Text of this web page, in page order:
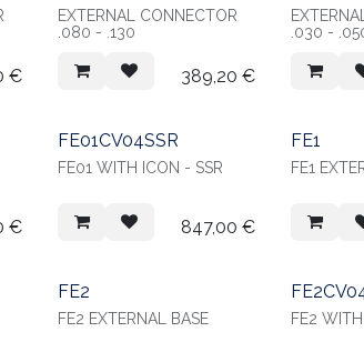
€
EXTERNAL CONNECTOR
.080 - .130
389,20 €
.030 -
€
FE01CV04SSR
FE01 WITH ICON - SSR
847,00 €
FE1
FE1
FE2
FE2 EXTERNAL BASE FE2